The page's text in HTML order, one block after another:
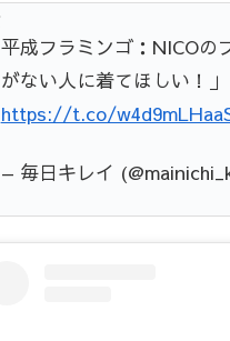
平成フラミンゴ：NICO
がない人に着てほしい！」
https://t.co/
— 毎日キレイ